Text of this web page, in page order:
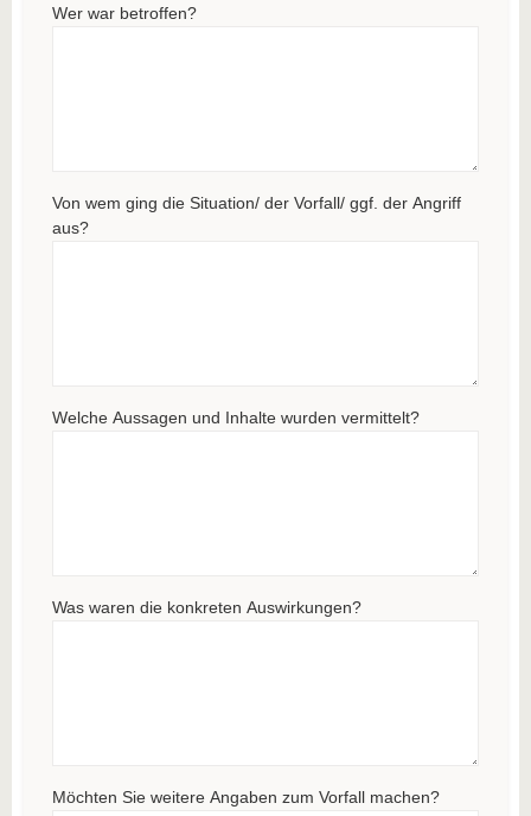
Wer war betroffen?
Von wem ging die Situation/ der Vorfall/ ggf. der Angriff
aus?
Welche Aussagen und Inhalte wurden vermittelt?
Was waren die konkreten Auswirkungen?
Möchten Sie weitere Angaben zum Vorfall machen?